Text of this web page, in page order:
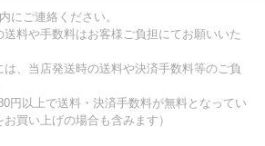
にご連絡ください。
送料や手数料はお客様ご負担にてお願いいた
は、当店発送時の送料や決済手数料等のご負
円以上で送料・決済手数料が無料となってい
買い上げの場合も含みます）